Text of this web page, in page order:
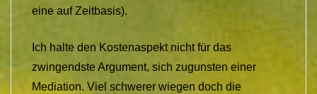
eine auf Zeitbasis).
Ich halte den Kostenaspekt nicht für das
zwingendste Argument, sich zugunsten einer
Mediation. Viel schwerer wiegen doch die